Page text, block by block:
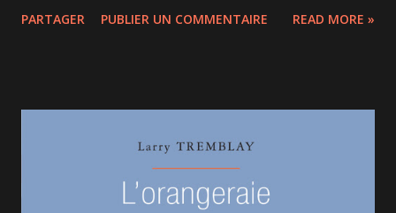
de 40 chansons extraites de 21 spectacles à succès dont
vus au Cabaret du Casino de Montréal ( Cabaret burlesque
et Forever Michael ), la lumière est mise sur 4 chanteurs
vedettes et non 2, cela répond parfaitement à la nécessité
PARTAGER PUBLIER UN COMMENTAIRE READ MORE »